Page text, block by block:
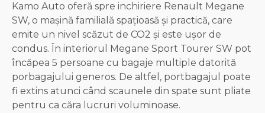
Kamo Auto oferă spre inchiriere Renault Megane
SW, o mașină familială spațioasă și practică, care
emite un nivel scăzut de CO2 și este ușor de
condus. În interiorul Megane Sport Tourer SW pot
încăpea 5 persoane cu bagaje multiple datorită
porbagajului generos. De altfel, portbagajul poate
fi extins atunci când scaunele din spate sunt pliate
pentru ca căra lucruri voluminoase.